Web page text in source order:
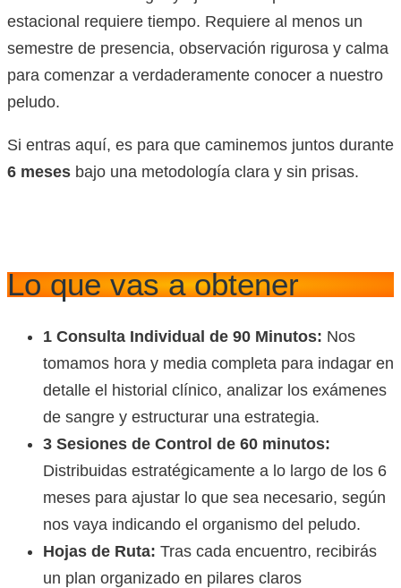
estacional requiere tiempo. Requiere al menos un
semestre de presencia, observación rigurosa y calma
para comenzar a verdaderamente conocer a nuestro
peludo.
Si entras aquí, es para que caminemos juntos durante
6 meses bajo una metodología clara y sin prisas.
Lo que vas a obtener
1 Consulta Individual de 90 Minutos: Nos
tomamos hora y media completa para indagar en
detalle el historial clínico, analizar los exámenes
de sangre y estructurar una estrategia.
3 Sesiones de Control de 60 minutos:
Distribuidas estratégicamente a lo largo de los 6
meses para ajustar lo que sea necesario, según
nos vaya indicando el organismo del peludo.
Hojas de Ruta: Tras cada encuentro, recibirás
un plan organizado en pilares claros